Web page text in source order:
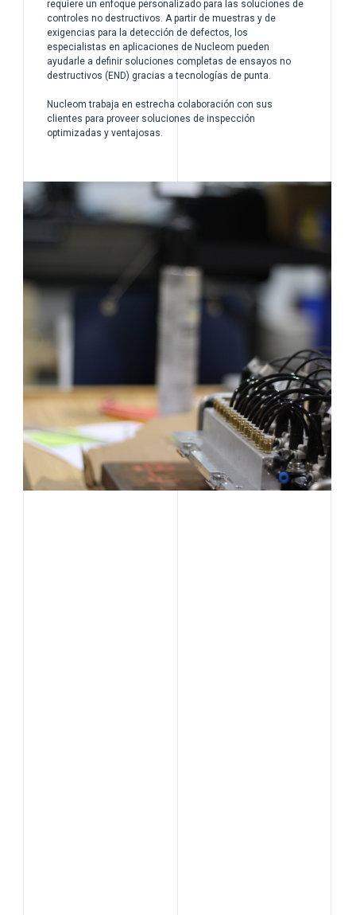
requiere un enfoque personalizado para las soluciones de
controles no destructivos. A partir de muestras y de
exigencias para la detección de defectos, los
especialistas en aplicaciones de Nucleom pueden
ayudarle a definir soluciones completas de ensayos no
destructivos (END) gracias a tecnologías de punta.
Nucleom trabaja en estrecha colaboración con sus
clientes para proveer soluciones de inspección
optimizadas y ventajosas.